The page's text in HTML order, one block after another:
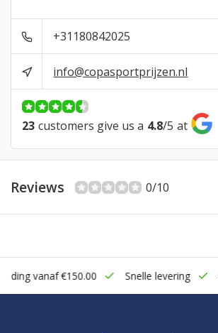
+31180842025
info@copasportprijzen.nl
23 customers give us a 4.8/5 at
Reviews 0/10
vanaf €150.00 Snelle levering